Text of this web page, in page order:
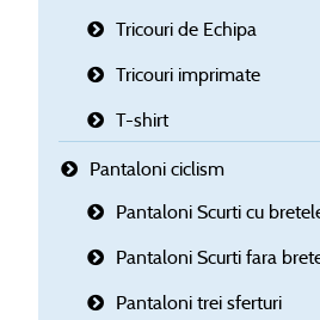
Tricouri de Echipa
Tricouri imprimate
T-shirt
Pantaloni ciclism
Pantaloni Scurti cu
Pantaloni Scurti fara
Pantaloni trei sferturi